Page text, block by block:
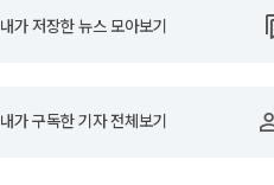
내가 저장한 뉴스 모아보기
내가 구독한 기자 전체보기